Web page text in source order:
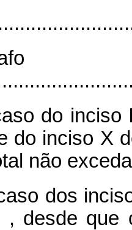
do inciso
do inciso X
não
dos
, desde que